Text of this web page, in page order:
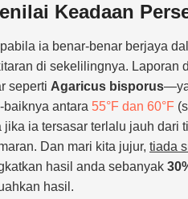
Keadaan
ia benar-benar berjaya
di sekelilingnya. Laporan
seperti Agaricus bisporus
baiknya antara 55°F dan 60°F
jika ia tersasar terlalu jauh dari
Dan mari kita jujur, tiada
hasil anda sebanyak
hasil.